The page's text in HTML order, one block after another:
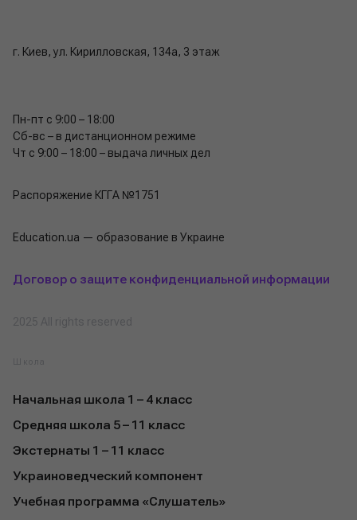
г. Киев, ул. Кирилловская, 134а, 3 этаж
Пн-пт с 9:00 – 18:00
Сб-вс – в дистанционном режиме
Чт с 9:00 – 18:00 – выдача личных дел
Распоряжение КГГА №1751
Education.ua — образование в Украине
Договор о защите конфиденциальной информации
2025 All rights reserved
Школа
Начальная школа 1 – 4 класс
Средняя школа 5 – 11 класс
Экстернаты 1 – 11 класс
Украиноведческий компонент
Учебная программа «Слушатель»